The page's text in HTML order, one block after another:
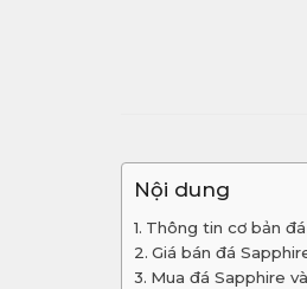
Nội dung
Thông tin cơ bản
Giá bán đá
Mua đá Sapphire